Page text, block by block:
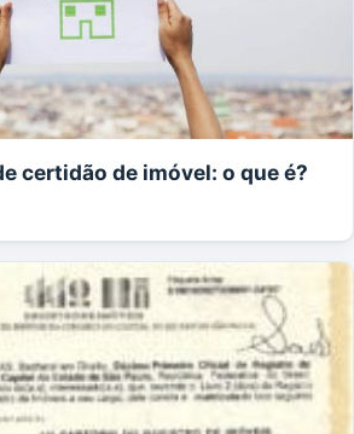
certidão de imóvel: o que é?